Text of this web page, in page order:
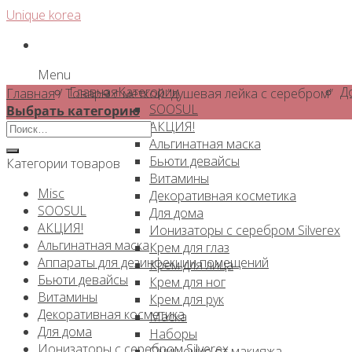
Skip
content
Unique korea
Menu
ГлавнаяКатегории
SOOSUL
АКЦИЯ!
Альгинатная маска
Бьюти девайсы
Витамины
Декоративная косметика
Для дома
Ионизаторы с серебром Silverex
Крем для глаз
Крем для лица
Крем для ног
Крем для рук
Маска
Наборы
Главная/Товары с меткой “душевая лейка с серебром”
Выбрать категорию
Искать:
Категории товаров
Misc
SOOSUL
АКЦИЯ!
Альгинатная маска
Аппараты для дезинфекции помещений
Бьюти девайсы
Витамины
Декоративная косметика
Для дома